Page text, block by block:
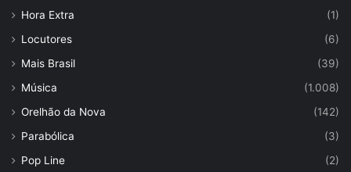
Hora Extra
(1)
Locutores
(6)
Mais Brasil
(39)
Música
(1.008)
Orelhão da Nova
(142)
Parabólica
(3)
Pop Line
(2)